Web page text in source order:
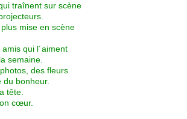
traînent sur scène
mise en scène
qui l´aiment
semaine.
des fleurs
du bonheur.
tête.
cœur.